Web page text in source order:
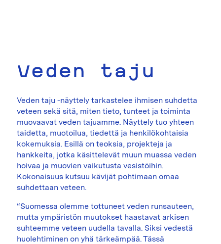
Veden taju
Veden taju -näyttely tarkastelee ihmisen suhdetta
veteen sekä sitä, miten tieto, tunteet ja toiminta
muovaavat veden tajuamme. Näyttely tuo yhteen
taidetta, muotoilua, tiedettä ja henkilökohtaisia
kokemuksia. Esillä on teoksia, projekteja ja
hankkeita, jotka käsittelevät muun muassa veden
hoivaa ja muovien vaikutusta vesistöihin.
Kokonaisuus kutsuu kävijät pohtimaan omaa
suhdettaan veteen.
“Suomessa olemme tottuneet veden runsauteen,
mutta ympäristön muutokset haastavat arkisen
suhteemme veteen uudella tavalla. Siksi vedestä
huolehtiminen on yhä tärkeämpää. Tässä